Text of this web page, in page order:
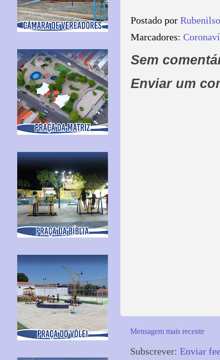
Postado por
Marcadores:
Sem
Enviar um
Mensagem mais recente
Subscrever: Enviar